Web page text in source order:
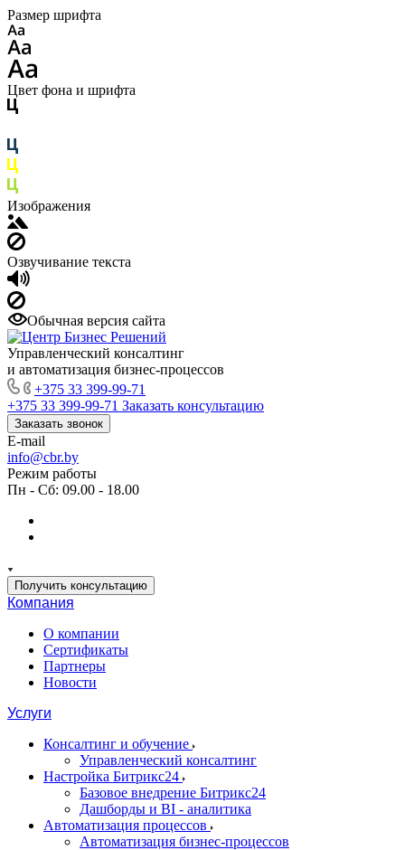
Размер шрифта
Цвет фона и шрифта
Изображения
Озвучивание текста
Обычная версия сайта
Управленческий консалтинг
и автоматизация бизнес-процессов
+375 33 399-99-71
+375 33 399-99-71 Заказать консультацию
Заказать звонок
E-mail
info@cbr.by
Режим работы
Пн - Сб: 09.00 - 18.00
Получить консультацию
Компания
О компании
Сертификаты
Партнеры
Новости
Услуги
Консалтинг и обучение
Управленческий консалтинг
Настройка Битрикс24
Базовое внедрение Битрикс24
Дашборды и BI - аналитика
Автоматизация процессов
Автоматизация бизнес-процессов